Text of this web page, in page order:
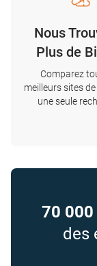
Nous
Plus de
Comparez
meilleurs sites
une seule
70 000
des